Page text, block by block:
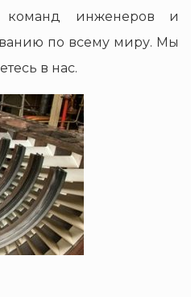
команд инженеров и
по всему миру. Мы
в нас.